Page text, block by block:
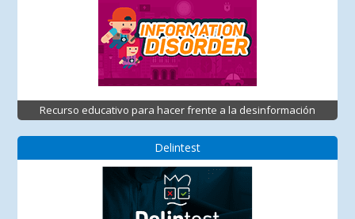
Recurso educativo para hacer frente a la desinformación
Delintest